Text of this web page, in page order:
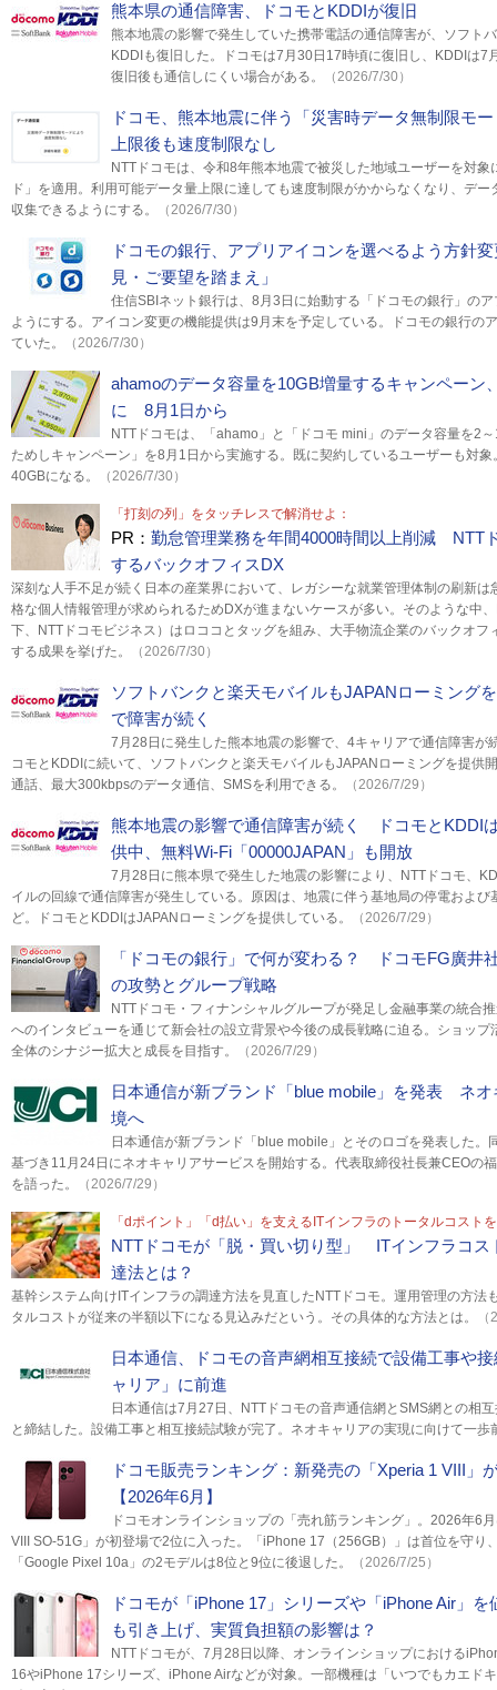
熊本県の通信障害、ドコモとKDDIが復旧
熊本地震の影響で発生していた携帯電話の通信障害が、ソフト
KDDIも復旧した。ドコモは7月30日17時頃に復旧し、KDDIは7
復旧後も通信しにくい場合がある。
（2026/7/30）
ドコモ、熊本地震に伴う「災害時データ無制限モ
上限後も速度制限なし
NTTドコモは、令和8年熊本地震で被災した地域ユーザーを対
ド」を適用。利用可能データ量上限に達しても速度制限がかからなくなり、デ
収集できるようにする。
（2026/7/30）
ドコモの銀行、アプリアイコンを選べるよう方針
見・ご要望を踏まえ」
住信SBIネット銀行は、8月3日に始動する「ドコモの銀行」の
ようにする。アイコン変更の機能提供は9月末を予定している。ドコモの銀行の
ていた。
（2026/7/30）
ahamoのデータ容量を10GB増量するキャンペーン
に 8月1日から
NTTドコモは、「ahamo」と「ドコモ mini」のデータ容量を2
ためしキャンペーン」を8月1日から実施する。既に契約しているユーザーも対
40GBになる。
（2026/7/30）
「打刻の列」をタッチレスで解消せよ：
PR： 勤怠管理業務を年間4000時間以上削減 NTT
するバックオフィスDX
深刻な人手不足が続く日本の産業界において、レガシーな就業管理体制の刷新
格な個人情報管理が求められるためDXが進まないケースが多い。そのような中
下、NTTドコモビジネス）はロココとタッグを組み、大手物流企業のバックオ
する成果を挙げた。
（2026/7/30）
ソフトバンクと楽天モバイルもJAPANローミング
で障害が続く
7月28日に発生した熊本地震の影響で、4キャリアで通信障害が
コモとKDDIに続いて、ソフトバンクと楽天モバイルもJAPANローミングを提供
通話、最大300kbpsのデータ通信、SMSを利用できる。
（2026/7/29）
熊本地震の影響で通信障害が続く ドコモとKDDI
供中、無料Wi-Fi「00000JAPAN」も開放
7月28日に熊本県で発生した地震の影響により、NTTドコモ、
イルの回線で通信障害が発生している。原因は、地震に伴う基地局の停電および
ど。ドコモとKDDIはJAPANローミングを提供している。
（2026/7/29）
「ドコモの銀行」で何が変わる？ ドコモFG廣井
の攻勢とグループ戦略
NTTドコモ・フィナンシャルグループが発足し金融事業の統合
へのインタビューを通じて新会社の設立背景や今後の成長戦略に迫る。ショップ
全体のシナジー拡大と成長を目指す。
（2026/7/29）
日本通信が新ブランド「blue mobile」を発表 ネ
境へ
日本通信が新ブランド「blue mobile」とそのロゴを発表した。
基づき11月24日にネオキャリアサービスを開始する。代表取締役社長兼CEOの
を語った。
（2026/7/29）
「dポイント」「d払い」を支えるITインフラのトータルコスト
NTTドコモが「脱・買い切り型」 ITインフラコス
達法とは？
基幹システム向けITインフラの調達方法を見直したNTTドコモ。運用管理の方法
タルコストが従来の半額以下になる見込みだという。その具体的な方法とは。
日本通信、ドコモの音声網相互接続で設備工事や
ャリア」に前進
日本通信は7月27日、NTTドコモの音声通信網とSMS網との相
と締結した。設備工事と相互接続試験が完了。ネオキャリアの実現に向けて一歩
ドコモ販売ランキング：新発売の「Xperia 1 VIII」
【2026年6月】
ドコモオンラインショップの「売れ筋ランキング」。2026年6
VIII SO-51G」が初登場で2位に入った。「iPhone 17（256GB）」は首位を守り
「Google Pixel 10a」の2モデルは8位と9位に後退した。
（2026/7/25）
ドコモが「iPhone 17」シリーズや「iPhone Air」
も引き上げ、実質負担額の影響は？
NTTドコモが、7月28日以降、オンラインショップにおける
16やiPhone 17シリーズ、iPhone Airなどが対象。一部機種は「いつでもカエド